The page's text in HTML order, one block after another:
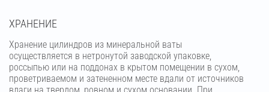
ХРАНЕНИЕ
Хранение цилиндров из минеральной ваты
осуществляется в нетронутой заводской упаковке,
россыпью или на поддонах в крытом помещении в сухом,
проветриваемом и затененном месте вдали от источников